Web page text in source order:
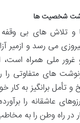
شخصیت ها
و تلاش های بی وقفه
می رسد و ازمیر
غرور ملی همراه
های متفاوتی را
و تأمل برانگیز به کار
عاشقانه را
در راه وطن را به